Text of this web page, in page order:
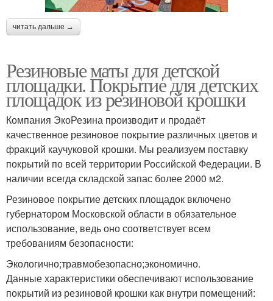
читать дальше →
Резиновые маты для детской
площадки. Покрытие для детских
площадок из резиновой крошки
Компания ЭкоРезина производит и продаёт
качественное резиновое покрытие различных цветов и
фракций каучуковой крошки. Мы реализуем поставку
покрытий по всей территории Российской Федерации. В
наличии всегда складской запас более 2000 м2.
Резиновое покрытие детских площадок включено
губернатором Московской области в обязательное
использование, ведь оно соответствует всем
требованиям безопасности:
Экологично;травмобезопасно;экономично.
Данные характеристики обеспечивают использование
покрытий из резиновой крошки как внутри помещений: